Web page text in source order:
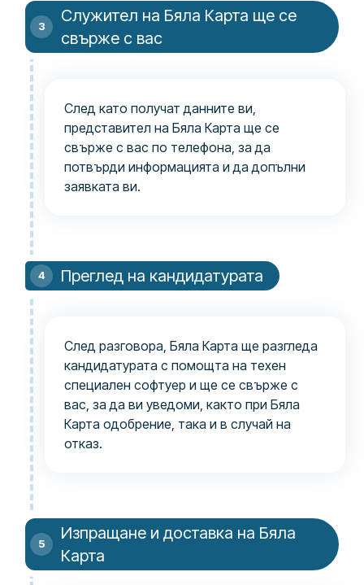
Служител на Бяла Карта ще се
свърже с вас
След като получат данните ви,
представител на Бяла Карта ще се
свърже с вас по телефона, за да
потвърди информацията и да допълни
заявката ви.
Преглед на кандидатурата
След разговора, Бяла Карта ще разгледа
кандидатурата с помощта на техен
специален софтуер и ще се свърже с
вас, за да ви уведоми, както при Бяла
Карта одобрение, така и в случай на
отказ.
Изпращане и доставка на Бяла
Карта